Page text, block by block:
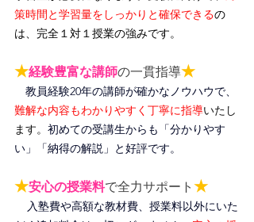
策時間と学習量をしっかりと確保できるの
は、完全１対１授業の強みです。
★経験豊富な講師の一貫指導★
教員経験20年の講師が確かなノウハウで、
難解な内容もわかりやすく丁寧に指導いたし
ます。 初めての受講生からも「分かりやす
い」「納得の解説」と好評です。
★安心の授業料で全力サポート ★
入塾費や高額な教材費、授業料以外にいた